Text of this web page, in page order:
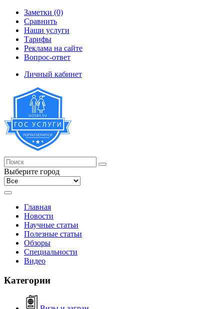
Заметки (0)
Сравнить
Наши услуги
Тарифы
Реклама на сайте
Вопрос-ответ
Личный кабинет
Выберите город
Главная
Новости
Научные статьи
Полезные статьи
Обзоры
Специальности
Видео
Категории